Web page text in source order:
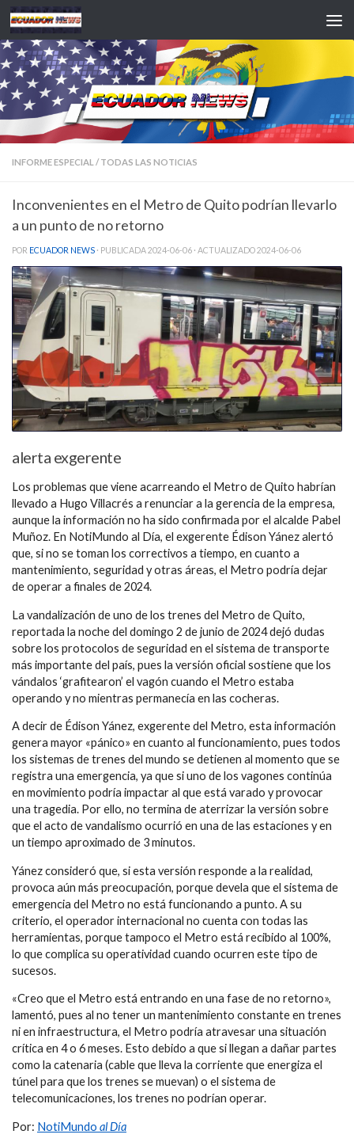
Saltar al contenido
INFORME ESPECIAL / TODAS LAS NOTICIAS
Inconvenientes en el Metro de Quito podrían llevarlo
a un punto de no retorno
POR ECUADOR NEWS · PUBLICADA2024-06-06 · ACTUALIZADO2024-06-06
alerta exgerente
Los problemas que viene acarreando el Metro de Quito habrían
llevado a Hugo Villacrés a renunciar a la gerencia de la empresa,
aunque la información no ha sido confirmada por el alcalde Pabel
Muñoz. En NotiMundo al Día, el exgerente Édison Yánez alertó
que, si no se toman los correctivos a tiempo, en cuanto a
mantenimiento, seguridad y otras áreas, el Metro podría dejar
de operar a finales de 2024.
La vandalización de uno de los trenes del Metro de Quito,
reportada la noche del domingo 2 de junio de 2024 dejó dudas
sobre los protocolos de seguridad en el sistema de transporte
más importante del país, pues la versión oficial sostiene que los
vándalos ‘grafitearon’ el vagón cuando el Metro estaba
operando y no mientras permanecía en las cocheras.
A decir de Édison Yánez, exgerente del Metro, esta información
genera mayor «pánico» en cuanto al funcionamiento, pues todos
los sistemas de trenes del mundo se detienen al momento que se
registra una emergencia, ya que si uno de los vagones continúa
en movimiento podría impactar al que está varado y provocar
una tragedia. Por ello, no termina de aterrizar la versión sobre
que el acto de vandalismo ocurrió en una de las estaciones y en
un tiempo aproximado de 3 minutos.
Yánez consideró que, si esta versión responde a la realidad,
provoca aún más preocupación, porque devela que el sistema de
emergencia del Metro no está funcionando a punto. A su
criterio, el operador internacional no cuenta con todas las
herramientas, porque tampoco el Metro está recibido al 100%,
lo que complica su operatividad cuando ocurren este tipo de
sucesos.
«Creo que el Metro está entrando en una fase de no retorno»,
lamentó, pues al no tener un mantenimiento constante en trenes
ni en infraestructura, el Metro podría atravesar una situación
crítica en 4 o 6 meses. Esto debido a que si llegan a dañar partes
como la catenaria (cable que lleva la corriente que energiza el
túnel para que los trenes se muevan) o el sistema de
telecomunicaciones, los trenes no podrían operar.
Por: NotiMundo al Día